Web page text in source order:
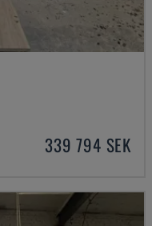
339 794 SEK